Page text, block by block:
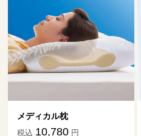
メディカル枕
税込 10,780 円